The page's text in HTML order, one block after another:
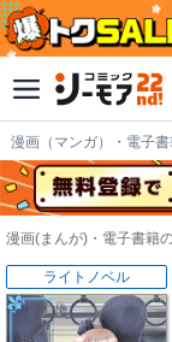
漫画（マンガ）・電子
漫画(まんが)・電子書籍
ライトノベル